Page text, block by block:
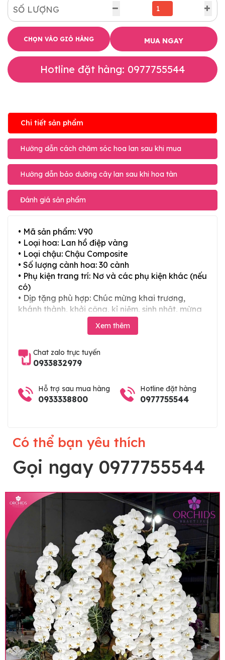
SỐ LƯỢNG
CHỌN VÀO GIỎ HÀNG MUA NGAY
Hotline đặt hàng: 0977755544
Chi tiết sản phẩm
Hướng dẫn cách chăm sóc hoa lan sau khi mua
Hướng dẫn bảo dưỡng cây lan sau khi hoa tàn
Đánh giá sản phẩm
• Mã sản phẩm: V90
• Loại hoa: Lan hồ điệp vàng
• Loại chậu: Chậu Composite
• Số lượng cành hoa: 30 cành
• Phụ kiện trang trí: Nơ và các phụ kiện khác (nếu
có)
• Dịp tặng phù hợp: Chúc mừng khai trương,
khánh thành, khởi công, kỉ niệm, sinh nhật, mừng
thọ, mừng cưới, tân gia và các ngày lễ tết trong
Lưu ý trước khi đặt hàng
• Về cây hoa: Một chậu hoa lan hồ điệp đẹp và
hoàn chỉnh sẽ được phối ghép từ nhiều cây hoa
và tạo dáng hoàn toàn thủ công nên có thể sẽ
khác nhau đôi chút giữa sản phẩm thực tế và
Xem thêm
Chat zalo trực tuyến
0933832979
Hỗ trợ sau mua hàng
0933338800
Hotline đặt hàng
0977755544
Có thể bạn yêu thích
Gọi ngay 0977755544